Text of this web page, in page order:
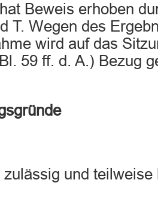
Beweis erhoben
T. Wegen des
wird auf das
59 ff. d. A.) Bezug
zulässig und teilweise